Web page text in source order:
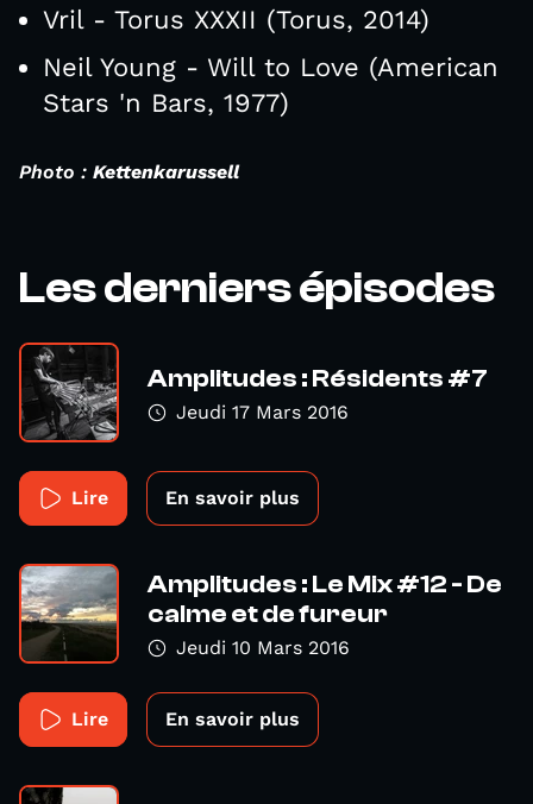
Vril - Torus XXXII (Torus, 2014)
Neil Young - Will to Love (American
Stars 'n Bars, 1977)
Photo : Kettenkarussell
Les derniers épisodes
Amplitudes : Résidents #7
Jeudi 17 Mars 2016
Lire En savoir plus
Amplitudes : Le Mix #12 - De
calme et de fureur
Jeudi 10 Mars 2016
Lire En savoir plus